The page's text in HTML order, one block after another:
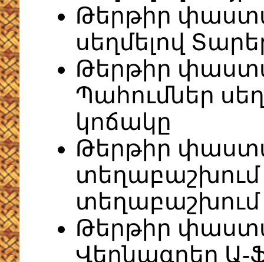
Թերթիր
սեղմելով
Թերթիր
Պահումներ
կոճակը
Թերթիր
տեղաբաշխում
տեղաբաշխում
Թերթիր
Վերնագրեր Ա-